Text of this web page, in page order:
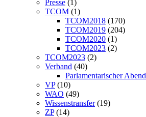
Presse (1)
TCOM (1)
TCOM2018 (170)
TCOM2019 (204)
TCOM2020 (1)
TCOM2023 (2)
TCOM2023 (2)
Verband (40)
Parlamentarischer Abend
VP(10)
WAO (49)
Wissenstransfer(19)
ZP(14)